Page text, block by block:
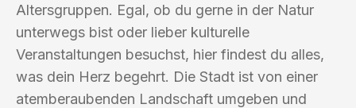
Altersgruppen. Egal, ob du gerne in der Natur
unterwegs bist oder lieber kulturelle
Veranstaltungen besuchst, hier findest du alles,
was dein Herz begehrt. Die Stadt ist von einer
atemberaubenden Landschaft umgeben und